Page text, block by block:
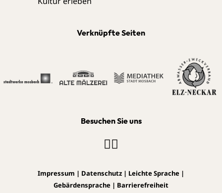
Verknüpfte Seiten
Besuchen Sie uns
Impressum | Datenschutz | Leichte Sprache |
Gebärdensprache | Barrierefreiheit